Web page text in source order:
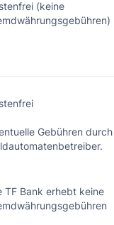
(keine
Gebühren
TF Bank erhebt keine